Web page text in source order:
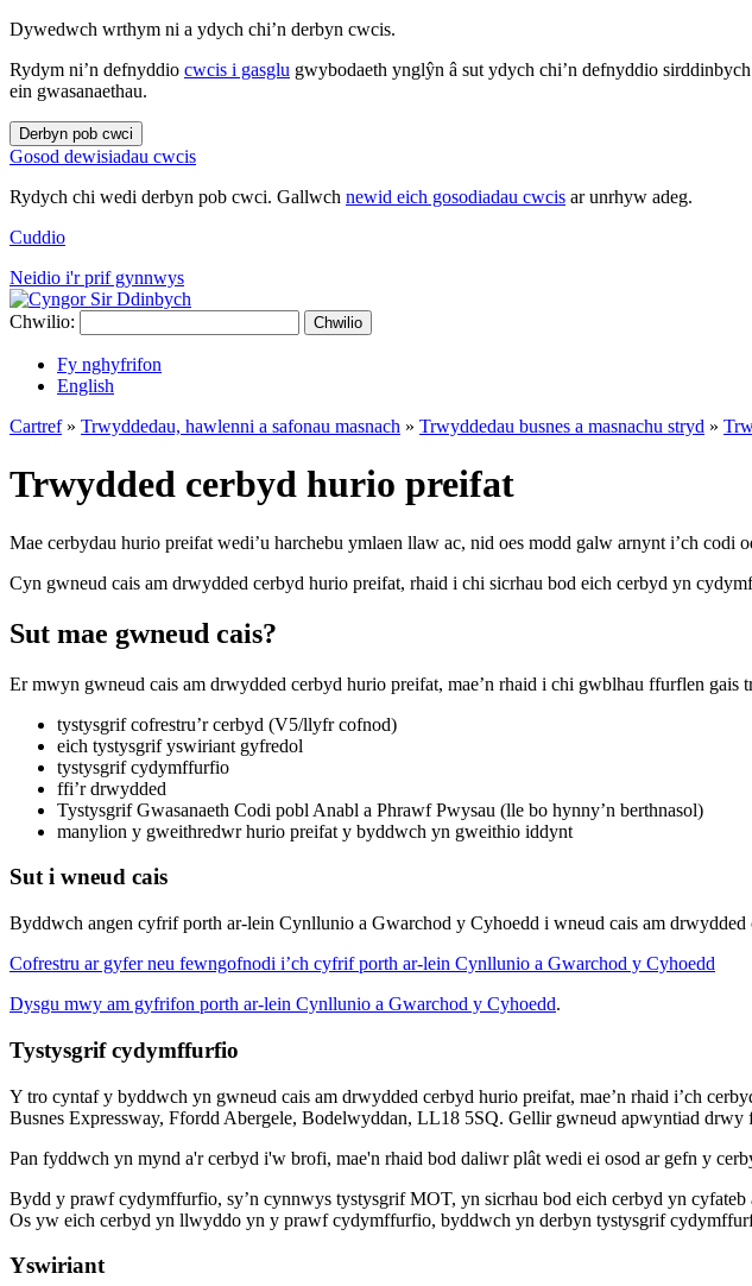
Dywedwch wrthym ni a ydych chi’n derbyn cwcis.
Rydym ni’n defnyddio cwcis i gasglu gwybodaeth ynglŷn â sut ydych chi’n defnyddio
ein gwasanaethau.
Derbyn pob cwci
Gosod dewisiadau cwcis
Rydych chi wedi derbyn pob cwci. Gallwch newid eich gosodiadau cwcis ar unrhyw adeg.
Cuddio
Neidio i'r prif gynnwys
Chwilio: Chwilio
Fy nghyfrifon
English
Cartref» Trwyddedau, hawlenni a safonau masnach » Trwyddedau busnes a masnachu stryd »
Trwydded cerbyd hurio preifat
Mae cerbydau hurio preifat wedi’u harchebu ymlaen llaw ac, nid oes modd galw arnynt i’ch
Cyn gwneud cais am drwydded cerbyd hurio preifat, rhaid i chi sicrhau bod eich cerbyd yn
Sut mae gwneud cais?
Er mwyn gwneud cais am drwydded cerbyd hurio preifat, mae’n rhaid i chi gwblhau ffurflen gais
tystysgrif cofrestru’r cerbyd (V5/llyfr cofnod)
eich tystysgrif yswiriant gyfredol
tystysgrif cydymffurfio
ffi’r drwydded
Tystysgrif Gwasanaeth Codi pobl Anabl a Phrawf Pwysau (lle bo hynny’n berthnasol)
manylion y gweithredwr hurio preifat y byddwch yn gweithio iddynt
Sut i wneud cais
Byddwch angen cyfrif porth ar-lein Cynllunio a Gwarchod y Cyhoedd i wneud cais am drwydded
Cofrestru ar gyfer neu fewngofnodi i’ch cyfrif porth ar-lein Cynllunio a Gwarchod y Cyhoedd
Dysgu mwy am gyfrifon porth ar-lein Cynllunio a Gwarchod y Cyhoedd.
Tystysgrif cydymffurfio
Y tro cyntaf y byddwch yn gwneud cais am drwydded cerbyd hurio preifat, mae’n rhaid i’ch
Busnes Expressway, Ffordd Abergele, Bodelwyddan, LL18 5SQ. Gellir gwneud apwyntiad drwy
Pan fyddwch yn mynd a'r cerbyd i'w brofi, mae'n rhaid bod daliwr plât wedi ei osod ar gefn y
Bydd y prawf cydymffurfio, sy’n cynnwys tystysgrif MOT, yn sicrhau bod eich cerbyd yn
Os yw eich cerbyd yn llwyddo yn y prawf cydymffurfio, byddwch yn derbyn tystysgrif
Yswiriant